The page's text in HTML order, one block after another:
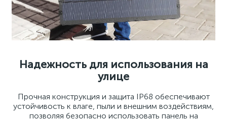
Надежность для использования на
улице
Прочная конструкция и защита IP68 обеспечивают
устойчивость к влаге, пыли и внешним воздействиям,
позволяя безопасно использовать панель на